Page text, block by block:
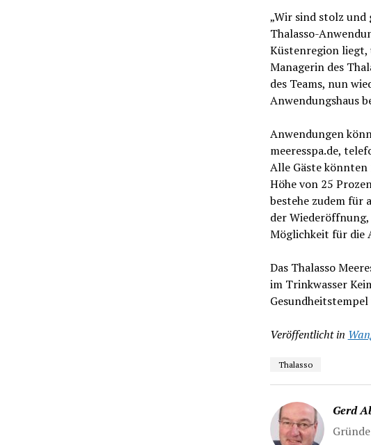
„Wir sind stolz und
Thalasso-
Küstenregion liegt,
Managerin des
des Teams, nun
Anwendungshaus
Anwendungen
meeresspa.de,
Alle Gäste
Höhe von 25
bestehe zudem für
der
Möglichkeit für die
Das Thalasso
im Trinkwasser
Veröffentlicht in
Thalasso
Gerd